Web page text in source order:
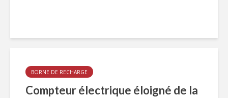
BORNE DE RECHARGE
Compteur électrique éloigné de la